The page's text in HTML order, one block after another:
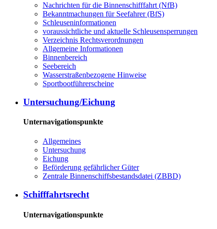
Nach­rich­ten für die Bin­nen­schiff­fahrt (NfB)
Be­kannt­ma­chun­gen für See­fah­rer (BfS)
Schleu­sen­in­for­ma­tio­nen
voraussichtliche und aktuelle Schleusensperrungen
Ver­zeich­nis Rechts­ver­ord­nun­gen
All­ge­mei­ne In­for­ma­tio­nen
Bin­nen­be­reich
See­be­reich
Was­ser­stra­ßen­be­zo­ge­ne Hin­wei­se
Sport­boot­füh­rer­schei­ne
Un­ter­su­chung/Ei­chung
Unternavigationspunkte
All­ge­mei­nes
Un­ter­su­chung
Ei­chung
Be­för­de­rung ge­fähr­li­cher Gü­ter
Zen­tra­le Bin­nen­schiffs­be­stands­da­tei (ZBBD)
Schiff­fahrts­recht
Unternavigationspunkte